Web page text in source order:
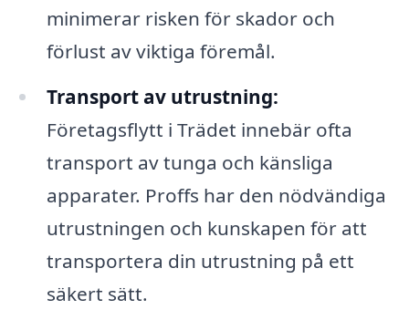
minimerar risken för skador och
förlust av viktiga föremål.
Transport av utrustning:
Företagsflytt i Trädet innebär ofta
transport av tunga och känsliga
apparater. Proffs har den nödvändiga
utrustningen och kunskapen för att
transportera din utrustning på ett
säkert sätt.